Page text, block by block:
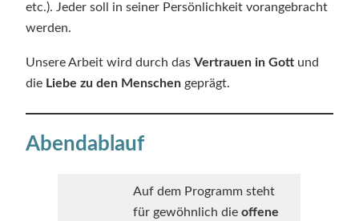
etc.). Jeder soll in seiner Persönlichkeit vorangebracht
werden.
Unsere Arbeit wird durch das Vertrauen in Gott und
die Liebe zu den Menschen geprägt.
Abendablauf
Auf dem Programm steht
für gewöhnlich dieoffene